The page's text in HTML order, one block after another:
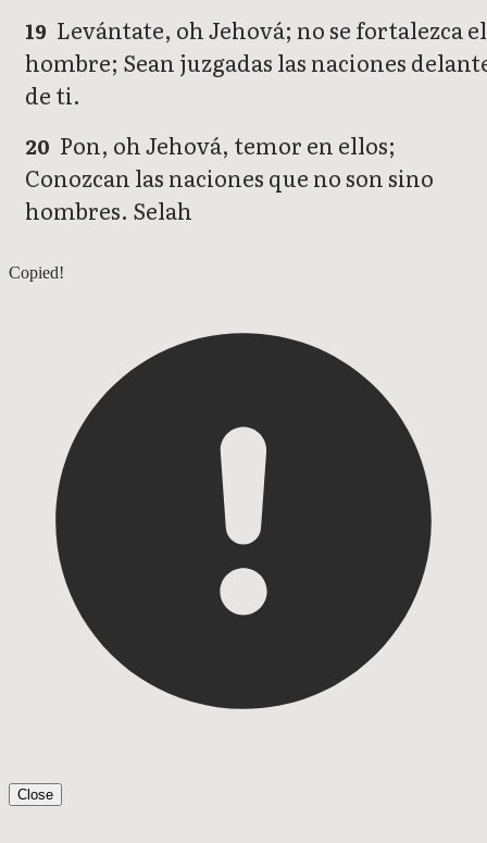
19 Levántate, oh Jehová; no se fortalezca el
hombre; Sean juzgadas las naciones
de ti.
20 Pon, oh Jehová, temor en ellos;
Conozcan las naciones que no son sino
hombres. Selah
Salmos 8
Copied!
Close